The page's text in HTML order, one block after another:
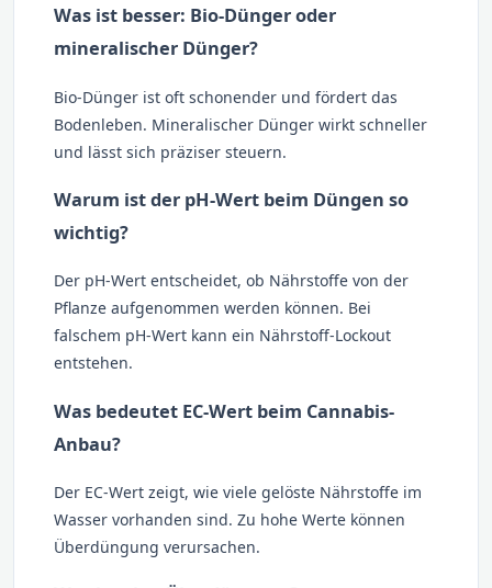
Was ist besser: Bio-Dünger oder
mineralischer Dünger?
Bio-Dünger ist oft schonender und fördert das
Bodenleben. Mineralischer Dünger wirkt schneller
und lässt sich präziser steuern.
Warum ist der pH-Wert beim Düngen so
wichtig?
Der pH-Wert entscheidet, ob Nährstoffe von der
Pflanze aufgenommen werden können. Bei
falschem pH-Wert kann ein Nährstoff-Lockout
entstehen.
Was bedeutet EC-Wert beim Cannabis-
Anbau?
Der EC-Wert zeigt, wie viele gelöste Nährstoffe im
Wasser vorhanden sind. Zu hohe Werte können
Überdüngung verursachen.